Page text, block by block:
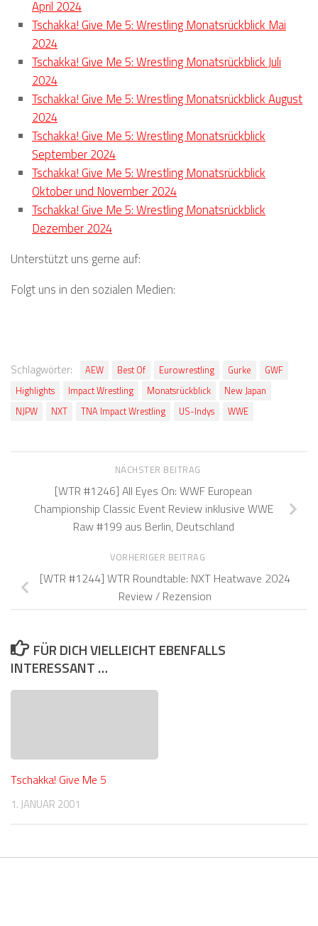
April 2024
Tschakka! Give Me 5: Wrestling Monatsrückblick Mai
2024
Tschakka! Give Me 5: Wrestling Monatsrückblick Juli
2024
Tschakka! Give Me 5: Wrestling Monatsrückblick August
2024
Tschakka! Give Me 5: Wrestling Monatsrückblick
September 2024
Tschakka! Give Me 5: Wrestling Monatsrückblick
Oktober und November 2024
Tschakka! Give Me 5: Wrestling Monatsrückblick
Dezember 2024
Unterstützt uns gerne auf:
Folgt uns in den sozialen Medien:
Schlagwörter: AEW Best Of Eurowrestling Gurke
GWF
Highlights
Impact Wrestling Monatsrückblick
New Japan
NJPW
NXT TNA Impact Wrestling US-Indys WWE
NÄCHSTER BEITRAG
[WTR #1246] All Eyes On: WWF European
Championship Classic Event Review inklusive WWE
Raw #199 aus Berlin, Deutschland
VORHERIGER BEITRAG
[WTR #1244] WTR Roundtable: NXT Heatwave 2024
Review / Rezension
FÜR DICH VIELLEICHT EBENFALLS
INTERESSANT …
Tschakka! Give Me 5
1. JANUAR 2001